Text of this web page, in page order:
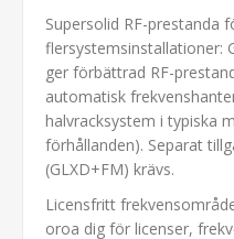
Supersolid RF-prestanda
flersystemsinstallationer:
ger förbättrad RF-
automatisk
halvracksystem i typiska
förhållanden). Separat
(GLXD+FM) krävs.
Licensfritt
oroa dig för licenser,